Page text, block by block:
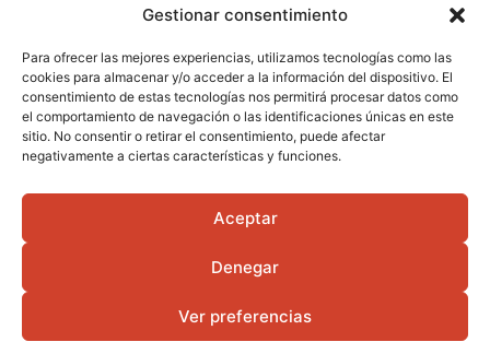
Gestionar consentimiento
Para ofrecer las mejores experiencias, utilizamos tecnologías como las
cookies para almacenar y/o acceder a la información del dispositivo. El
consentimiento de estas tecnologías nos permitirá procesar datos como
el comportamiento de navegación o las identificaciones únicas en este
sitio. No consentir o retirar el consentimiento, puede afectar
negativamente a ciertas características y funciones.
Aceptar
Denegar
Ver preferencias
noviembre 2023 octubre 2023
septiembre 2023
julio 2023 junio 2023 mayo 2023
abril 2023
noviembre 2022
octubre 2022 septiembre 2022
agosto 2022
julio 2022
junio 2022 mayo 2022 abril 2022
marzo 2022
febrero 2022
enero 2022 diciembre 2021
noviembre 2021
octubre 2021
septiembre 2021 agosto 2021 julio 2021
junio 2021
mayo 2021
abril 2021 marzo 2021 febrero 2021
enero 2021
diciembre 2020
noviembre 2020 octubre 2020
septiembre 2020
agosto 2020
julio 2020 junio 2020 mayo 2020
abril 2020
marzo 2020
febrero 2020 enero 2020 diciembre 2019
octubre 2019
agosto 2019
diciembre 2018
noviembre 2018 octubre 2018
septiembre 2018
junio 2018 mayo 2018
diciembre 2017
septiembre 2017
septiembre 2016
© 2016 - 2026 Vila-real informació | Avis legal |Politica de privacitat